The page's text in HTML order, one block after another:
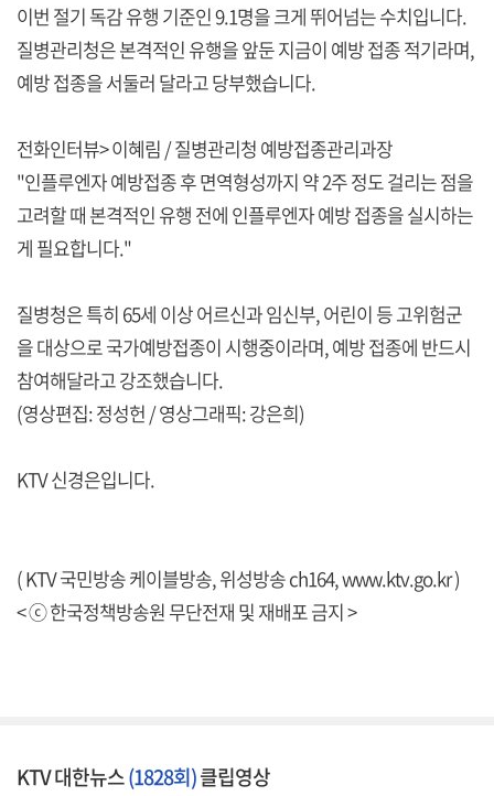
이번 절기 독감 유행 기준인 9.1명을 크게 뛰어넘는 수치입니다.
질병관리청은 본격적인 유행을 앞둔 지금이 예방 접종 적기라며,
예방 접종을 서둘러 달라고 당부했습니다.
전화인터뷰> 이혜림 / 질병관리청 예방접종관리과장
"인플루엔자 예방접종 후 면역형성까지 약 2주 정도 걸리는 점을
고려할 때 본격적인 유행 전에 인플루엔자 예방 접종을 실시하는
게 필요합니다."
질병청은 특히 65세 이상 어르신과 임신부, 어린이 등 고위험군
을 대상으로 국가예방접종이 시행중이라며, 예방 접종에 반드시
참여해달라고 강조했습니다.
(영상편집: 정성헌 / 영상그래픽: 강은희)
KTV 신경은입니다.
( KTV 국민방송 케이블방송, 위성방송 ch164,www.ktv.go.kr)
< ⓒ 한국정책방송원 무단전재 및 재배포 금지 >
KTV 대한뉴스(1828회)클립영상